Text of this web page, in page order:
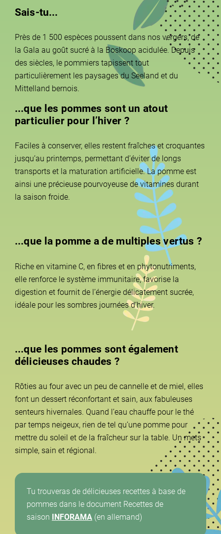
Sais-tu...
Près de 1 500 espèces poussent dans nos vergers, de
la Gala au goût sucré à la Boskoop acidulée. Depuis
des siècles, le pommiers tapissent tout
particulièrement les paysages du Seeland et du
Mittelland bernois.
...que les pommes sont un atout
particulier pour l’hiver ?
Faciles à conserver, elles restent fraîches et croquantes
jusqu’au printemps, permettant d’éviter de longs
transports et la maturation artificielle. La pomme est
ainsi une précieuse pourvoyeuse de vitamines durant
la saison froide.
...que la pomme a de multiples vertus ?
Riche en vitamine C, en fibres et en phytonutriments,
elle renforce le système immunitaire, favorise la
digestion et fournit de l’énergie délicatement sucrée,
idéale pour les sombres journées d’hiver.
...que les pommes sont également
délicieuses chaudes ?
Rôties au four avec un peu de cannelle et de miel, elles
font un dessert réconfortant et sain, aux fabuleuses
senteurs hivernales. Quand l’eau chauffe pour le thé
par temps neigeux, rien de tel qu’une pomme pour
mettre du soleil et de la fraîcheur sur la table. Un mets
simple, sain et régional.
Tu trouveras de délicieuses recettes à base de
pommes dans le document Recettes de
saison INFORAMA (en allemand)